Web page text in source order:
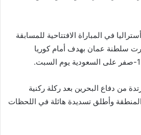
4-1 أمام أستراليا في المباراة الافتتاحية للمسابقة
سلطنة عمان بهدف أمام كوريا
من دفاع البحرين بعد ركلة ركنية
وأطلق تسديدة هائلة في اللحظات